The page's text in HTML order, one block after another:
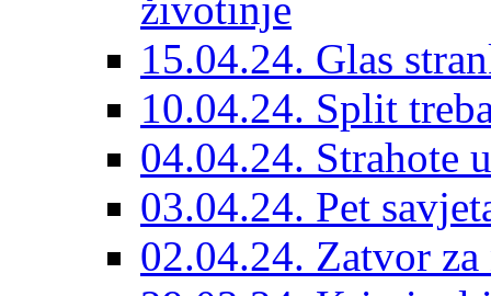
15.04.24. Glas
10.04.24. Split
04.04.24. Strahote
03.04.24. Pet
02.04.24. Zatvor